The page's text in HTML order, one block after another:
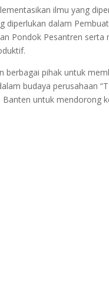
ilmu yang
diperlukan dalam
Pondok Pesantren
berbagai pihak untuk
budaya perusahaan
untuk mendorong